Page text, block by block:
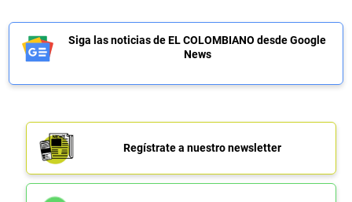
Siga las noticias de EL COLOMBIANO desde Google
News
Regístrate a nuestro newsletter